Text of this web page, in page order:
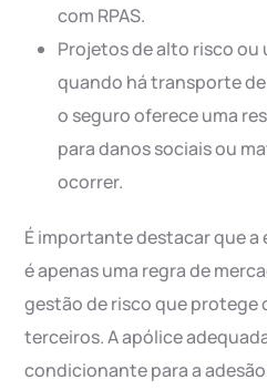
com RPAS.
Projetos de alto risco ou
quando há transporte
o seguro oferece uma
para danos sociais ou
ocorrer.
É importante destacar que a
é apenas uma regra de
gestão de risco que protege
terceiros. A apólice
condicionante para a